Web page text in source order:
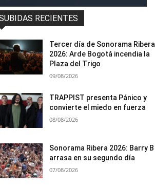
RECIENTES
Tercer día de Sonorama Ribera
2026: Arde Bogotá incendia la
Plaza del Trigo
09/08/2026
TRAPPIST presenta Pánico y
convierte el miedo en fuerza
08/08/2026
Sonorama Ribera 2026: Barry B
arrasa en su segundo día
07/08/2026